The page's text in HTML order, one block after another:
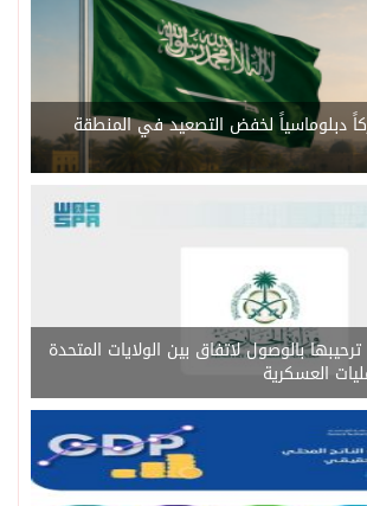
دبلوماسياً لخفض التصعيد في المنطقة
بالوصول لاتفاق بين الولايات المتحدة
العسكرية